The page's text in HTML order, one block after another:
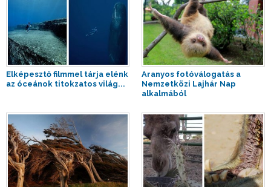
Elképesztő filmmel tárja elénk
az óceánok titokzatos világ...
Aranyos fotóválogatás a
Nemzetközi Lajhár Nap
alkalmából